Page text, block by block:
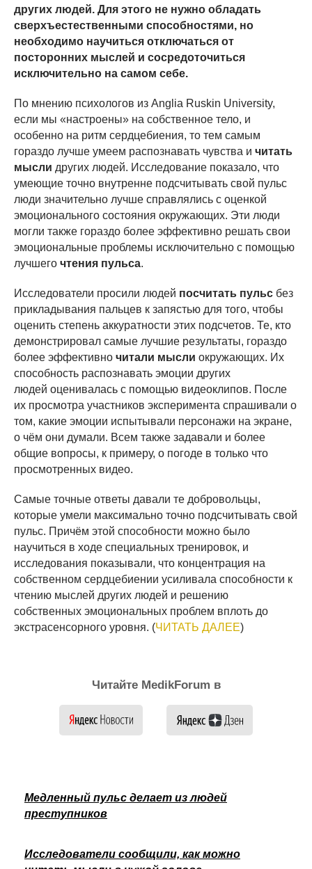
других людей. Для этого не нужно обладать
сверхъестественными способностями, но
необходимо научиться отключаться от
посторонних мыслей и сосредоточиться
исключительно на самом себе.
По мнению психологов из Anglia Ruskin University,
если мы «настроены» на собственное тело, и
особенно на ритм сердцебиения, то тем самым
гораздо лучше умеем распознавать чувства и читать
мысли других людей. Исследование показало, что
умеющие точно внутренне подсчитывать свой пульс
люди значительно лучше справлялись с оценкой
эмоционального состояния окружающих. Эти люди
могли также гораздо более эффективно решать свои
эмоциональные проблемы исключительно с помощью
лучшего чтения пульса.
Исследователи просили людей посчитать пульс без
прикладывания пальцев к запястью для того, чтобы
оценить степень аккуратности этих подсчетов. Те, кто
демонстрировал самые лучшие результаты, гораздо
более эффективно читали мысли окружающих. Их
способность распознавать эмоции других
людей оценивалась с помощью видеоклипов. После
их просмотра участников эксперимента спрашивали о
том, какие эмоции испытывали персонажи на экране,
о чём они думали. Всем также задавали и более
общие вопросы, к примеру, о погоде в только что
просмотренных видео.
Самые точные ответы давали те добровольцы,
которые умели максимально точно подсчитывать свой
пульс. Причём этой способности можно было
научиться в ходе специальных тренировок, и
исследования показывали, что концентрация на
собственном сердцебиении усиливала способности к
чтению мыслей других людей и решению
собственных эмоциональных проблем вплоть до
экстрасенсорного уровня. (ЧИТАТЬ ДАЛЕЕ)
Читайте MedikForum в
Медленный пульс делает из людей
преступников
Исследователи сообщили, как можно